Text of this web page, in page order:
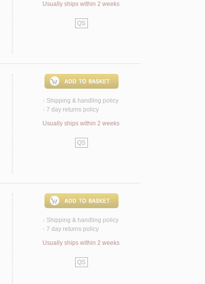
Usually ships within 2 weeks
QS
< Shipping & handling policy
< 7 day returns policy
Usually ships within 2 weeks
QS
< Shipping & handling policy
< 7 day returns policy
Usually ships within 2 weeks
QS